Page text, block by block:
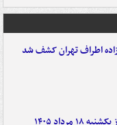
اطراف تهران کشف شد
مرداد ۱۴۰۵